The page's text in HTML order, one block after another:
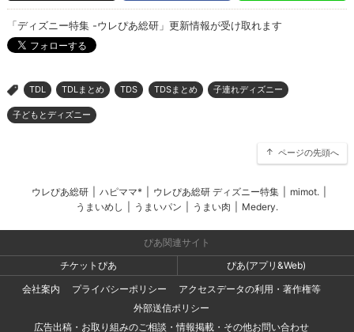
「ディズニー特集 -ウレぴあ総研」更新情報が受け取れます
> TDL TDLまとめ TDS TDSまとめ 子連れディズニー
子どもとディズニー
ページの先頭へ
ウレぴあ総研 ハピママ* ウレぴあ総研 ディズニー特集 mimot.
うまいめし
うまいパン うまい肉 Medery.
ぴあ関連サイト
チケットぴあ
ぴあ(アプリ&Web)
会社案内
プライバシーポリシー
アクセスデータの利用・著作権等
外部送信ポリシー
広告出稿・お取り組みのご相談・情報掲載・その他お問い合わせ